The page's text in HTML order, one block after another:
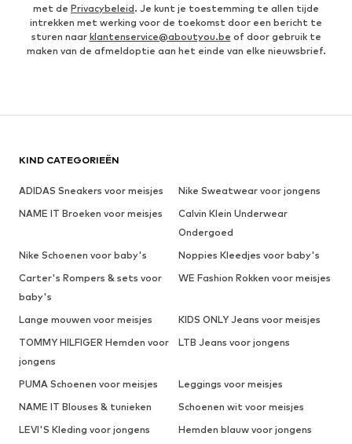
met de Privacybeleid. Je kunt je toestemming te allen tijde
intrekken met werking voor de toekomst door een bericht te
sturen naar klantenservice@aboutyou.be of door gebruik te
maken van de afmeldoptie aan het einde van elke nieuwsbrief.
KIND CATEGORIEËN
ADIDAS Sneakers voor meisjes
Nike Sweatwear voor jongens
NAME IT Broeken voor meisjes
Calvin Klein Underwear
Ondergoed
Nike Schoenen voor baby's
Noppies Kleedjes voor baby's
Carter's Rompers & sets voor
baby's
WE Fashion Rokken voor meisjes
Lange mouwen voor meisjes
KIDS ONLY Jeans voor meisjes
TOMMY HILFIGER Hemden voor
jongens
LTB Jeans voor jongens
PUMA Schoenen voor meisjes
Leggings voor meisjes
NAME IT Blouses & tunieken
Schoenen wit voor meisjes
LEVI'S Kleding voor jongens
Hemden blauw voor jongens